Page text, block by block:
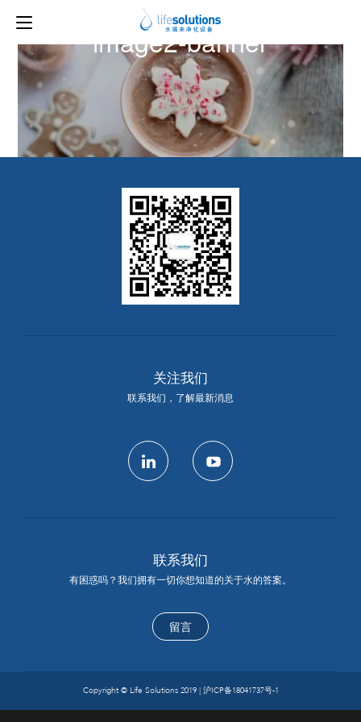
下一图片
image2-banner
关注我们
联系我们，了解最新消息
联系我们
有困惑吗？我们拥有一切你想知道的关于水的答案。
留言
Copyright © Life Solutions 2019 | 沪ICP备18041737号-1